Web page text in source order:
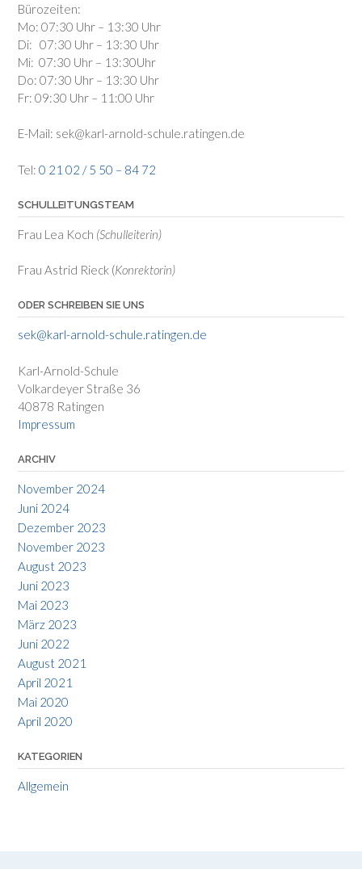
Bürozeiten:
Mo: 07:30 Uhr – 13:30 Uhr
Di: 07:30 Uhr – 13:30 Uhr
Mi: 07:30 Uhr – 13:30Uhr
Do: 07:30 Uhr – 13:30 Uhr
Fr: 09:30 Uhr – 11:00 Uhr
E-Mail: sek@karl-arnold-schule.ratingen.de
Tel: 0 21 02 / 5 50 – 84 72
SCHULLEITUNGSTEAM
Frau Lea Koch (Schulleiterin)
Frau Astrid Rieck (Konrektorin)
ODER SCHREIBEN SIE UNS
sek@karl-arnold-schule.ratingen.de
Karl-Arnold-Schule
Volkardeyer Straße 36
40878 Ratingen
Impressum
ARCHIV
November 2024
Juni 2024
Dezember 2023
November 2023
August 2023
Juni 2023
Mai 2023
März 2023
Juni 2022
August 2021
April 2021
Mai 2020
April 2020
KATEGORIEN
Allgemein